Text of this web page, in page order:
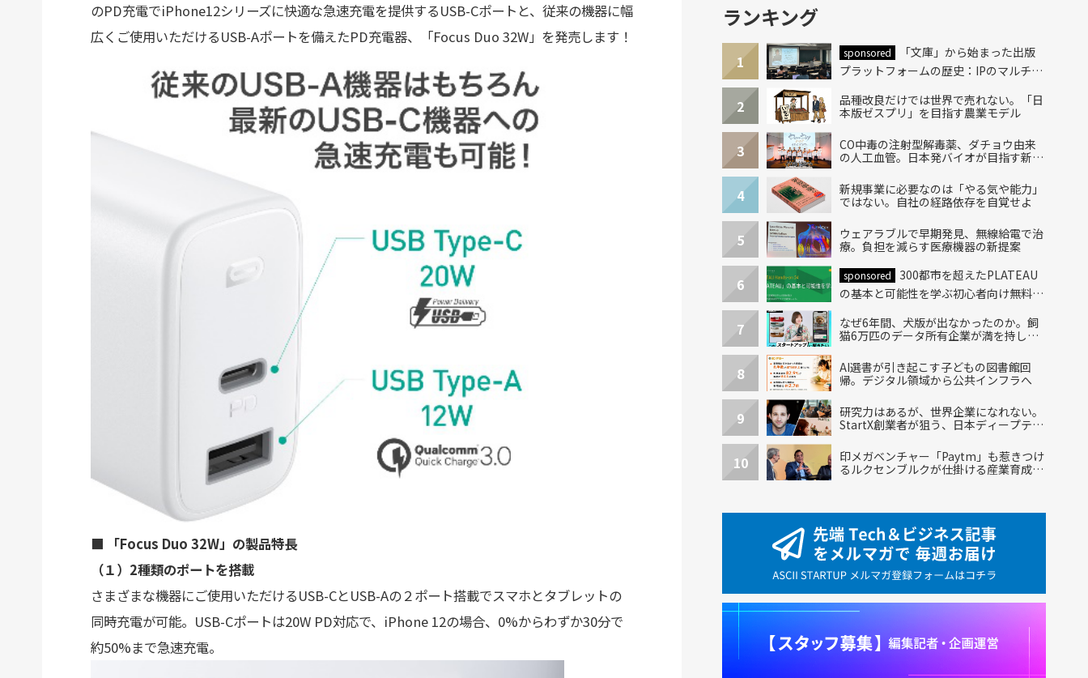
のPD充電でiPhone12シリーズに快適な急速充電を提供するUSB-Cポートと、従来の機器に幅
広くご使用いただけるUSB-Aポートを備えたPD充電器、「Focus Duo 32W」を発売します！
■ 「Focus Duo 32W」の製品特長
（１）2種類のポートを搭載
さまざまな機器にご使用いただけるUSB-CとUSB-Aの２ポート搭載でスマホとタブレットの
同時充電が可能。USB-Cポートは20W PD対応で、iPhone 12の場合、0%からわずか30分で
約50%まで急速充電。
ランキング
1 sponsored
「文庫」から始まった出版
プラットフォームの歴史：IPのマルチレ
2
品種改良だけでは世界で売れない。「日
本版ゼスプリ」を目指す農業モデル
3
CO中毒の注射型解毒薬、ダチョウ由来
の人工血管。日本発バイオが目指す新し
4
新規事業に必要なのは「やる気や能力」
ではない。自社の経路依存を自覚せよ
5
ウェアラブルで早期発見、無線給電で治
療。負担を減らす医療機器の新提案
6 sponsored
300都市を超えたPLATEAU
の基本と可能性を学ぶ初心者向け無料ハ
7
なぜ6年間、犬版が出なかったのか。飼
猫6万匹のデータ所有企業が満を持して
8
AI選書が引き起こす子どもの図書館回
帰。デジタル領域から公共インフラへ
9
研究力はあるが、世界企業になれない。
StartX創業者が狙う、日本ディープテッ
10
印メガベンチャー「Paytm」も惹きつけ
るルクセンブルクが仕掛ける産業育成エ